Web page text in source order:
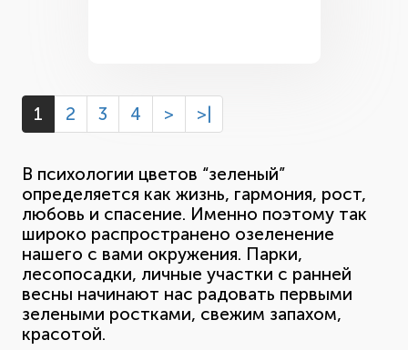
1 2 3 4 > >|
В психологии цветов “зеленый”
определяется как жизнь, гармония, рост,
любовь и спасение. Именно поэтому так
широко распространено озеленение
нашего с вами окружения. Парки,
лесопосадки, личные участки с ранней
весны начинают нас радовать первыми
зелеными ростками, свежим запахом,
красотой.